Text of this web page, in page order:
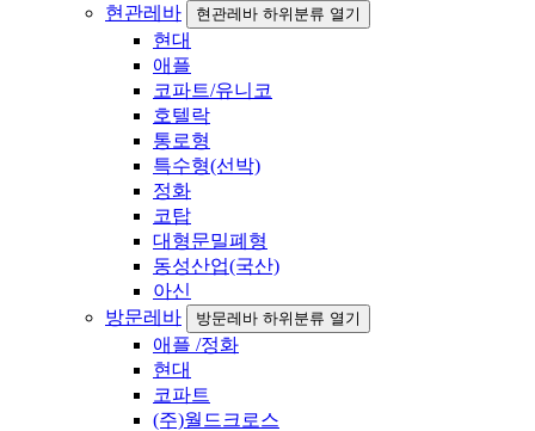
현관레바
현관레바 하위분류 열기
현대
애플
코파트/유니코
호텔락
통로형
특수형(선박)
정화
코탑
대형문밀폐형
동성산업(국산)
아신
방문레바
방문레바 하위분류 열기
애플 /정화
현대
코파트
(주)월드크로스